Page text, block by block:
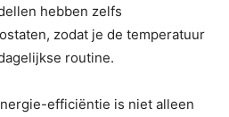
hebben zelfs
zodat je de temperatuur
routine.
efficiëntie is niet alleen